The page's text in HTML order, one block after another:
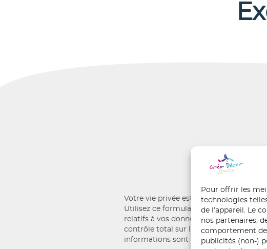
Pour offrir les
technologies
de l’appareil. Le
nos partenaires,
comportement
publicités (non-)
Votre vie privée est importante pour
Utilisez ce formulaire pour exercer vos
relatifs à vos données personnelles.
contrôle total sur la manière dont vos
informations sont utilisées.